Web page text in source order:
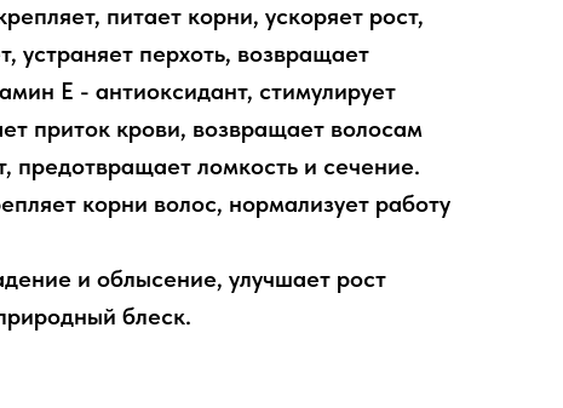
питает корни, ускоряет рост,
устраняет перхоть, возвращает
Е - антиоксидант, стимулирует
приток крови, возвращает волосам
предотвращает ломкость и сечение.
корни волос, нормализует работу
и облысение, улучшает рост
блеск.